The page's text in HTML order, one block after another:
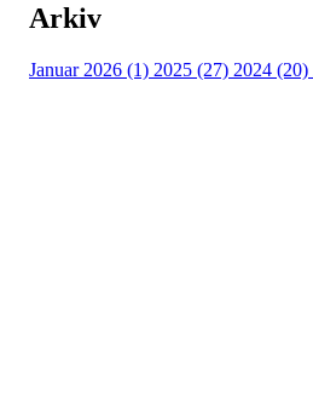
Arkiv
Januar 2026 (1) 2025 (27) 2024 (20)